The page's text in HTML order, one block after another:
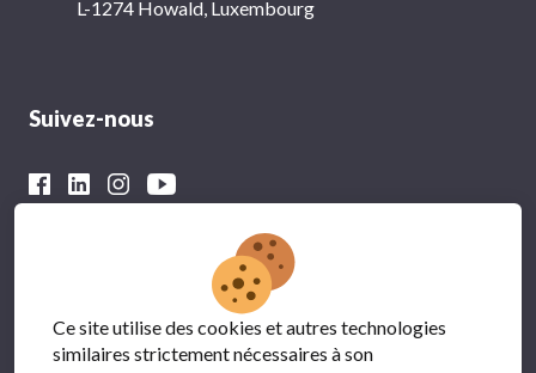
L-1274 Howald, Luxembourg
Suivez-nous
Avec le soutien financier du
Ce site utilise des cookies et autres technologies
similaires strictement nécessaires à son